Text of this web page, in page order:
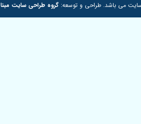
می باشد. طراحی و توسعه: گروه طراحی سایت مبنا